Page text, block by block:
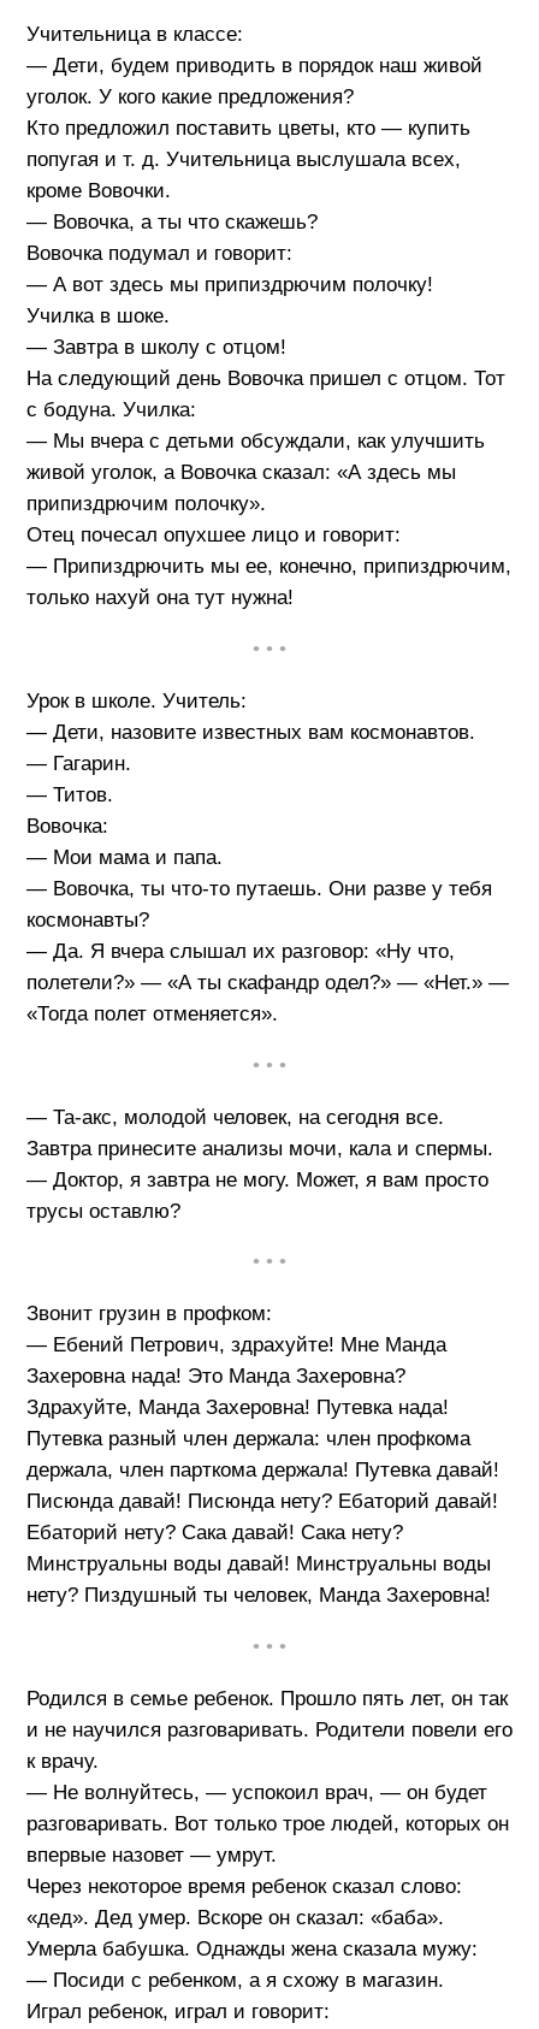
Учительница в классе:
— Дети, будем приводить в порядок наш живой
уголок. У кого какие предложения?
Кто предложил поставить цветы, кто — купить
попугая и т. д. Учительница выслушала всех,
кроме Вовочки.
— Вовочка, а ты что скажешь?
Вовочка подумал и говорит:
— А вот здесь мы припиздрючим полочку!
Училка в шоке.
— Завтра в школу с отцом!
На следующий день Вовочка пришел с отцом. Тот
с бодуна. Училка:
— Мы вчера с детьми обсуждали, как улучшить
живой уголок, а Вовочка сказал: «А здесь мы
припиздрючим полочку».
Отец почесал опухшее лицо и говорит:
— Припиздрючить мы ее, конечно, припиздрючим,
только нахуй она тут нужна!
• • •
Урок в школе. Учитель:
— Дети, назовите известных вам космонавтов.
— Гагарин.
— Титов.
Вовочка:
— Мои мама и папа.
— Вовочка, ты что-то путаешь. Они разве у тебя
космонавты?
— Да. Я вчера слышал их разговор: «Ну что,
полетели?» — «А ты скафандр одел?» — «Нет.» —
«Тогда полет отменяется».
• • •
— Та-акс, молодой человек, на сегодня все.
Завтра принесите анализы мочи, кала и спермы.
— Доктор, я завтра не могу. Может, я вам просто
трусы оставлю?
• • •
Звонит грузин в профком:
— Ебений Петрович, здрахуйте! Мне Манда
Захеровна нада! Это Манда Захеровна?
Здрахуйте, Манда Захеровна! Путевка нада!
Путевка разный член держала: член профкома
держала, член парткома держала! Путевка давай!
Писюнда давай! Писюнда нету? Ебаторий давай!
Ебаторий нету? Сака давай! Сака нету?
Минструальны воды давай! Минструальны воды
нету? Пиздушный ты человек, Манда Захеровна!
• • •
Родился в семье ребенок. Прошло пять лет, он так
и не научился разговаривать. Родители повели его
к врачу.
— Не волнуйтесь, — успокоил врач, — он будет
разговаривать. Вот только трое людей, которых он
впервые назовет — умрут.
Через некоторое время ребенок сказал слово:
«дед». Дед умер. Вскоре он сказал: «баба».
Умерла бабушка. Однажды жена сказала мужу:
— Посиди с ребенком, а я схожу в магазин.
Играл ребенок, играл и говорит: